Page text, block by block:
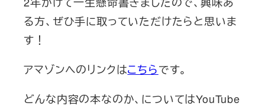
る方、ぜひ手に取っていただけたらと思いま
す！
アマゾンへのリンクはこちらです。
どんな内容の本なのか、についてはYouTube